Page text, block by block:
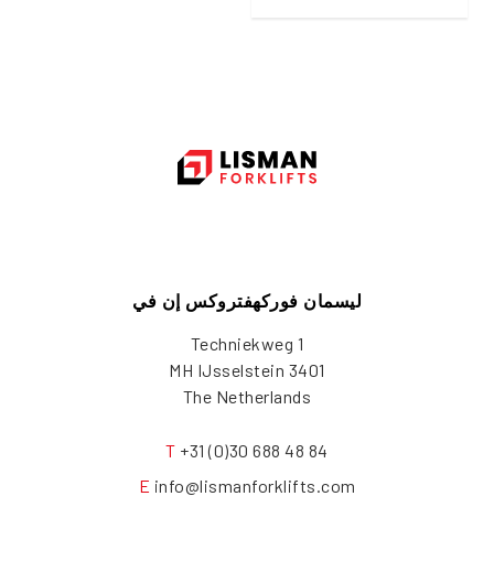
ليسمان فوركهفتروكس إن في
Techniekweg 1
3401 MH IJsselstein
The Netherlands
T +31 (0)30 688 48 84
E info@lismanforklifts.com